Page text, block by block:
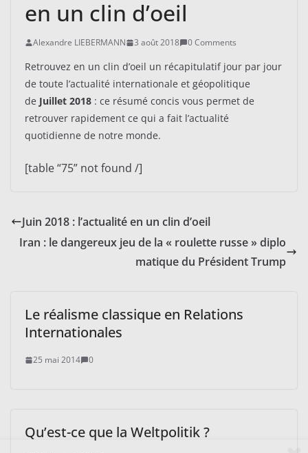
en un clin d’oeil
Alexandre LIEBERMANN 3 août 2018 0 Comments
Retrouvez en un clin d’oeil un récapitulatif jour par jour
de toute l’actualité internationale et géopolitique
de Juillet 2018 : ce résumé concis vous permet de
retrouver rapidement ce qui a fait l’actualité
quotidienne de notre monde.
[table “75” not found /]
Juin 2018 : l’actualité en un clin d’oeil
Iran : le dangereux jeu de la « roulette russe » diplo
matique du Président Trump
Le réalisme classique en Relations
Internationales
25 mai 2014 0
Qu’est-ce que la Weltpolitik ?